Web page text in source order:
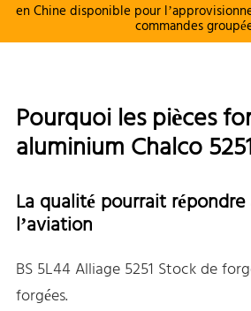
en Chine disponible pour
commandes
Pourquoi les pièces
aluminium Chalco
La qualité pourrait
l’aviation
BS 5L44 Alliage 5251 Stock de
forgées.